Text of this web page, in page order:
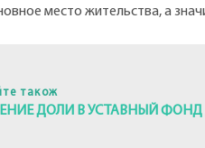
место жительства, а
також
ДОЛИ В УСТАВНЫЙ